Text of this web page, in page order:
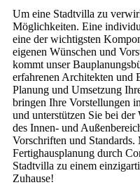
Um eine Stadtvilla zu
Möglichkeiten. Eine
eine der wichtigsten
eigenen Wünschen und
kommt unser
erfahrenen Architekten und
Planung und Umsetzung
bringen Ihre Vorstellungen
und unterstützen Sie bei
des Innen- und
Vorschriften und
Fertighausplanung durch
Stadtvilla zu einem
Zuhause!